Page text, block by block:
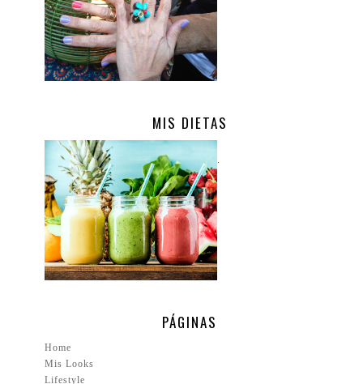
MIS DIETAS
PÁGINAS
Home
Mis Looks
Lifestyle